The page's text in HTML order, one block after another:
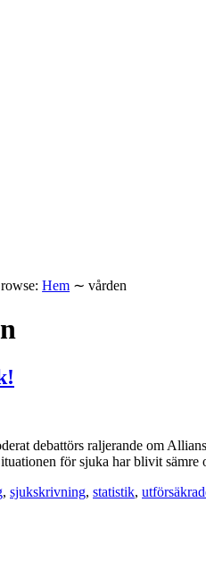
Hem ∼ vården
debattörs raljerande om
för sjuka har blivit sämre
, sjukskrivning, statistik,